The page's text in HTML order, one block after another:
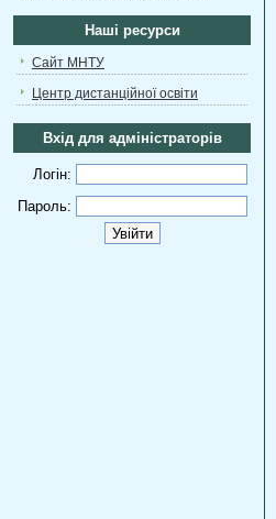
Наші ресурси
Сайт МНТУ
Центр дистанційної освіти
Вхід для адміністраторів
Логін:
Пароль: